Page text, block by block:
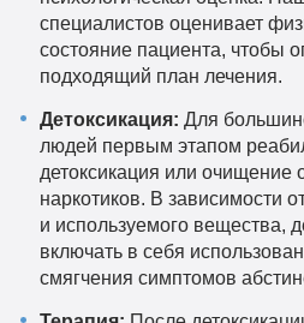
специалистов оценивает
состояние пациента, чтобы
подходящий план лечения.
Детоксикация: Для
людей первым этапом
детоксикация или очищение
наркотиков. В зависимости
и используемого вещества,
включать в себя
смягчения симптомов